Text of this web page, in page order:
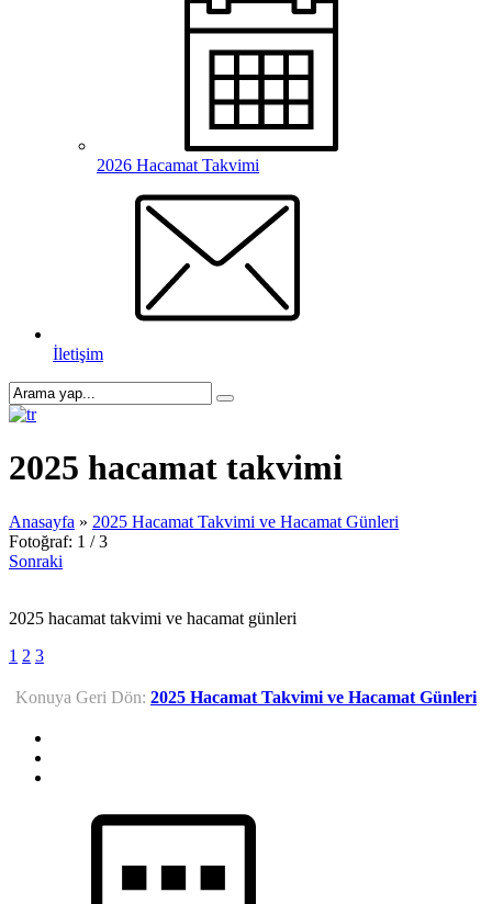
2026 Hacamat Takvimi
İletişim
2025 hacamat takvimi
Anasayfa » 2025 Hacamat Takvimi ve Hacamat Günleri
Fotoğraf: 1 / 3
Sonraki
2025 hacamat takvimi ve hacamat günleri
1 2 3
Konuya Geri Dön: 2025 Hacamat Takvimi ve Hacamat Günleri